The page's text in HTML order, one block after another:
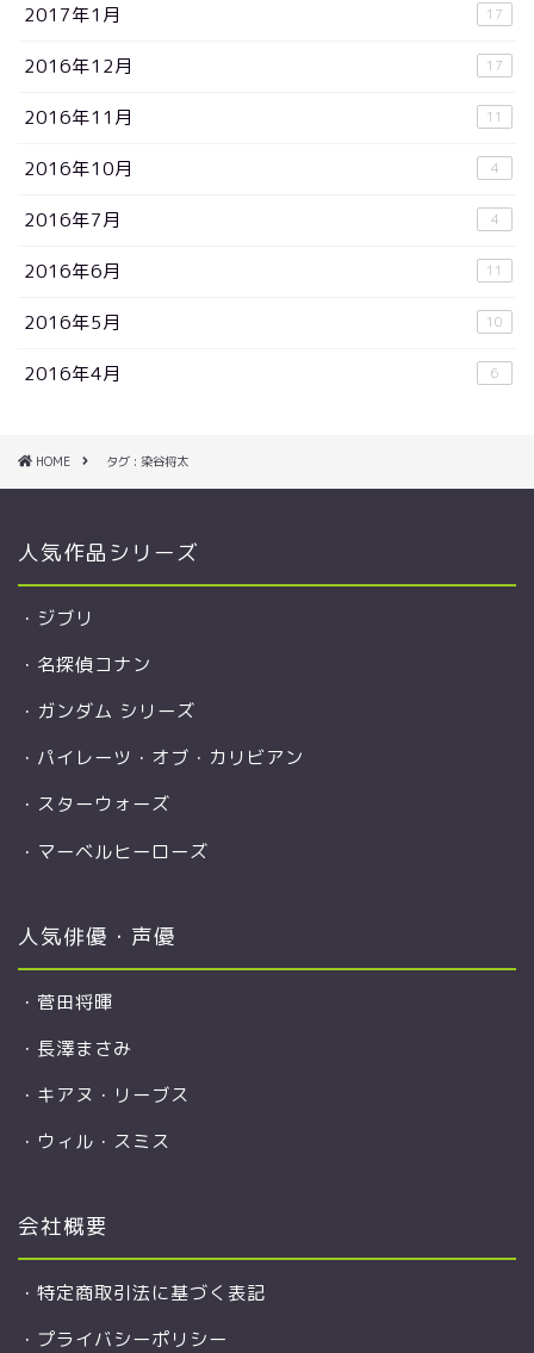
2017年1月 17
2016年12月 17
2016年11月 11
2016年10月 4
2016年7月 4
2016年6月 11
2016年5月 10
2016年4月 6
HOME タグ : 染谷将太
人気作品シリーズ
・ ジブリ
・ 名探偵コナン
・ ガンダム シリーズ
・ パイレーツ・オブ・カリビアン
・ スターウォーズ
・ マーベルヒーローズ
人気俳優・声優
・ 菅田将暉
・ 長澤まさみ
・ キアヌ・リーブス
・ ウィル・スミス
会社概要
・ 特定商取引法に基づく表記
・ プライバシーポリシー